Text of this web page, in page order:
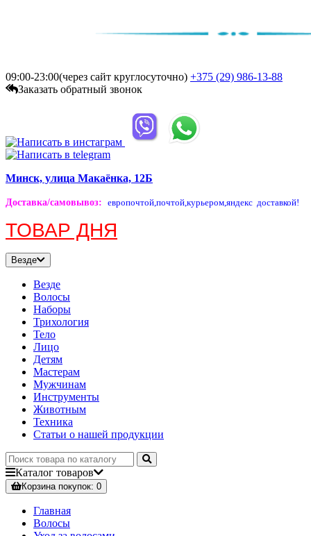
09:00-23:00(через сайт круглосуточно) +375 (29) 986-13-88
Заказать обратный звонок
Минск, улица Макаёнка, 12Б
Доставка/самовывоз: европочтой,почтой,курьером,яндекс доставкой!
ТОВАР ДНЯ
Везде
Везде
Волосы
Наборы
Трихология
Тело
Лицо
Детям
Мастерам
Мужчинам
Инструменты
Животным
Техника
Статьи о нашей продукции
Каталог товаров
Корзинапокупок: 0
Главная
Волосы